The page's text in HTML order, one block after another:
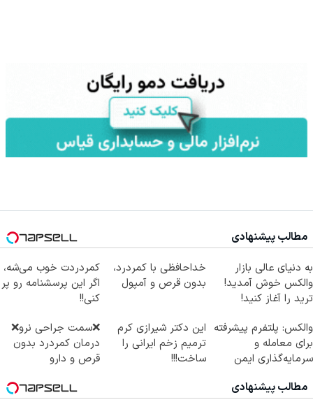
مطالب پیشنهادی
به دنیای عالی بازار
والکس خوش آمدید!
ترید را آغاز کنید!
خداحافظی با کمردرد،
بدون قرص و آمپول
کمردردت خوب می‌شه،
اگر این پرسشنامه رو پر
کنی!!
والکس: پلتفرم پیشرفته
برای معامله و
سرمایه‌گذاری ایمن
این دکتر شیرازی کرم
ترمیم زخم ایرانی را
ساخت!!!
❌سمت جراحی نرو❌
درمان کمردرد بدون
قرص و دارو
مطالب پیشنهادی